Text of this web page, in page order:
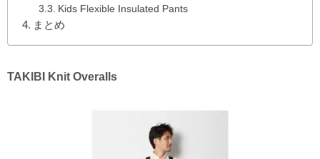
Kids Flexible Insulated Pants
まとめ
TAKIBI Knit Overalls